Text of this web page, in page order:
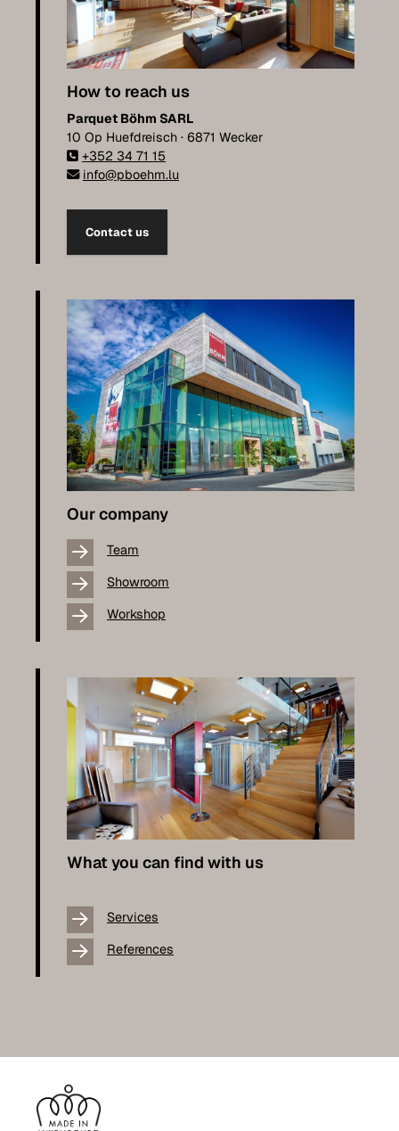
How to reach us
Parquet Böhm SARL
10 Op Huefdreisch · 6871 Wecker
+352 34 71 15
info@pboehm.lu
Contact us
Our company
Team
Showroom
Workshop
What you can find with us
Services
References